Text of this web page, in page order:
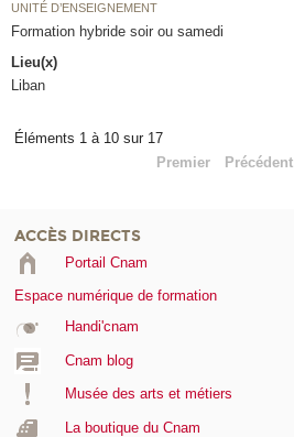
UNITÉ D’ENSEIGNEMENT
Formation hybride soir ou samedi
Lieu(x)
Liban
Éléments 1 à 10 sur 17
Premier
Précédent
ACCÈS DIRECTS
Portail Cnam
Espace numérique de formation
Handi'cnam
Cnam blog
Musée des arts et métiers
La boutique du Cnam